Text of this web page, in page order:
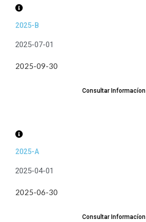
2025-B
2025-07-01
2025-09-30
Consultar Informacíon
2025-A
2025-04-01
2025-06-30
Consultar Informacíon